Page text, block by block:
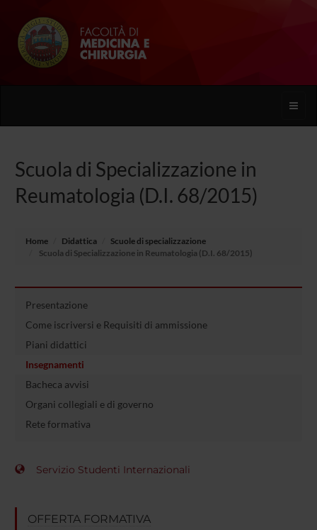
Toggle
Scuola di Specializzazione in
Reumatologia (D.I. 68/2015)
Home Didattica
Scuole di specializzazione
Scuola di Specializzazione in Reumatologia (D.I. 68/2015)
Presentazione
Come iscriversi e Requisiti di ammissione
Piani didattici
Insegnamenti
Bacheca avvisi
Organi collegiali e di governo
Rete formativa
Servizio Studenti Internazionali
OFFERTA FORMATIVA